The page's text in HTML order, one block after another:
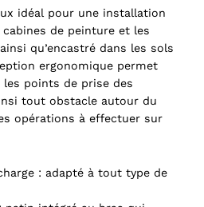
idéal pour une installation
de peinture et les
qu’encastré dans les sols
ergonomique permet
les points de prise des
tout obstacle autour du
opérations à effectuer sur
: adapté à tout type de